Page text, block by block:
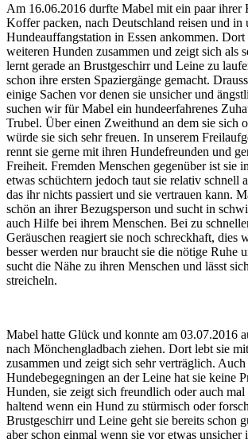
Am 16.06.2016 durfte Mabel mit ein paar ihrer
Koffer packen, nach Deutschland reisen und in
Hundeauffangstation in Essen ankommen.
weiteren Hunden zusammen und zeigt sich als
lernt gerade an Brustgeschirr und Leine zu
schon ihre ersten Spaziergänge gemacht.
einige Sachen vor denen sie unsicher und
suchen wir für Mabel ein hundeerfahrenes
Trubel. Über einen Zweithund an dem sie sich
würde sie sich sehr freuen. In unserem
rennt sie gerne mit ihren Hundefreunden und
Freiheit. Fremden Menschen gegenüber ist sie
etwas schüchtern jedoch taut sie relativ schnell
das ihr nichts passiert und sie vertrauen kann.
schön an ihrer Bezugsperson und sucht in
auch Hilfe bei ihrem Menschen. Bei zu
Geräuschen reagiert sie noch schreckhaft, dies
besser werden nur braucht sie die nötige Ruhe
sucht die Nähe zu ihren Menschen und lässt
streicheln.
Mabel hatte Glück und konnte am 03.07.2016
nach Mönchengladbach ziehen. Dort lebt sie
zusammen und zeigt sich sehr verträglich. Auch
Hundebegegningen an der Leine hat sie keine
Hunden, sie zeigt sich freundlich oder auch
haltend wenn ein Hund zu stürmisch oder
Brustgeschirr und Leine geht sie bereits schon
aber schon einmal wenn sie vor etwas unsicher